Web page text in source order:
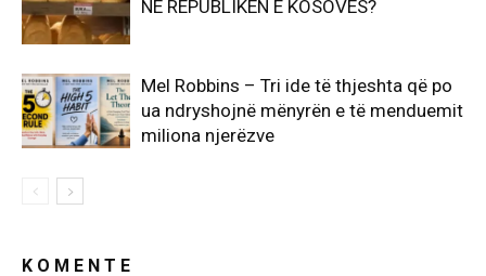
NË REPUBLIKËN E KOSOVËS?
Mel Robbins – Tri ide të thjeshta që po
ua ndryshojnë mënyrën e të menduemit
miliona njerëzve
K O M E N T E